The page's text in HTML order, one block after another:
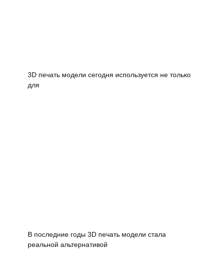
3D печать модели сегодня используется не только
для
В последние годы 3D печать модели стала
реальной альтернативой